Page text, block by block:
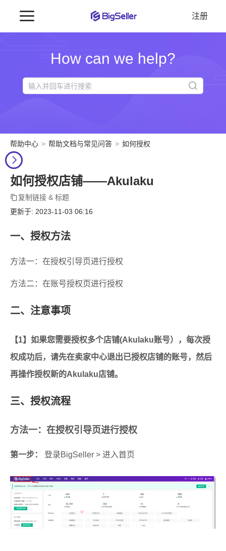
注册
How can we help?
帮助中心 帮助文档与常见问答 如何授权
如何授权店铺——Akulaku
复制链接 & 标题
更新于: 2023-11-03 06:16